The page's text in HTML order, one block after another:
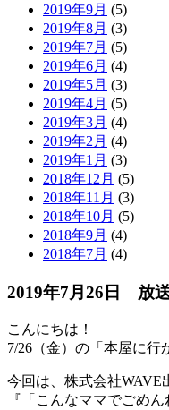
2019年9月 (5)
2019年8月 (3)
2019年7月 (5)
2019年6月 (4)
2019年5月 (3)
2019年4月 (5)
2019年3月 (4)
2019年2月 (4)
2019年1月 (3)
2018年12月 (5)
2018年11月 (3)
2018年10月 (5)
2018年9月 (4)
2018年7月 (4)
2019年7月26日 放
こんにちは！
7/26（金）の「本屋に
今回は、株式会社WAVE
『「こんなママでごめ